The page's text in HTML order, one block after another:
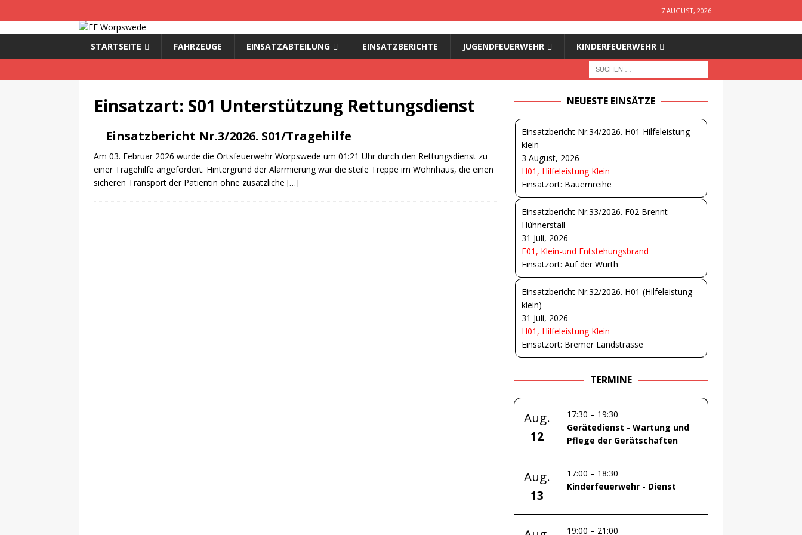
7 AUGUST, 2026
STARTSEITE FAHRZEUGE EINSATZABTEILUNG EINSATZBERICHTE JUGENDFEUERWEHR KINDERFEUERWEHR
Einsatzart: S01 Unterstützung Rettungsdienst
Einsatzbericht Nr.3/2026. S01/Tragehilfe
Am 03. Februar 2026 wurde die Ortsfeuerwehr Worpswede um 01:21 Uhr durch den Rettungsdienst zu
einer Tragehilfe angefordert. Hintergrund der Alarmierung war die steile Treppe im Wohnhaus, die einen
sicheren Transport der Patientin ohne zusätzliche […]
NEUESTE EINSÄTZE
Einsatzbericht Nr.34/2026. H01 Hilfeleistung
klein
3 August, 2026
H01, Hilfeleistung Klein
Einsatzort: Bauernreihe
Einsatzbericht Nr.33/2026. F02 Brennt
Hühnerstall
31 Juli, 2026
F01, Klein-und Entstehungsbrand
Einsatzort: Auf der Wurth
Einsatzbericht Nr.32/2026. H01 (Hilfeleistung
klein)
31 Juli, 2026
H01, Hilfeleistung Klein
Einsatzort: Bremer Landstrasse
TERMINE
Aug.
12
17:30 – 19:30
Gerätedienst - Wartung und
Pflege der Gerätschaften
Aug.
13
17:00 – 18:30
Kinderfeuerwehr - Dienst
19:00 – 21:00